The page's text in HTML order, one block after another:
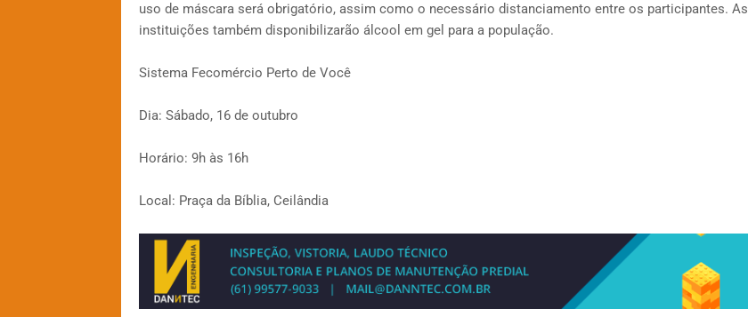
uso de máscara será obrigatório, assim como o necessário distanciamento entre os participantes. As
instituições também disponibilizarão álcool em gel para a população.
Sistema Fecomércio Perto de Você
Dia: Sábado, 16 de outubro
Horário: 9h às 16h
Local: Praça da Bíblia, Ceilândia